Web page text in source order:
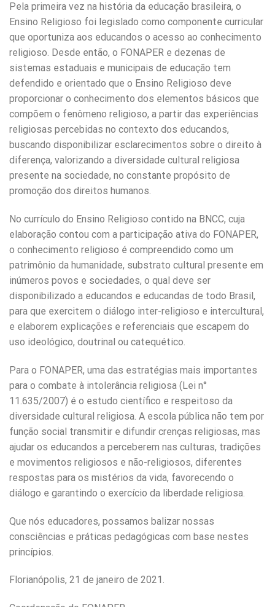
Pela primeira vez na história da educação brasileira, o
Ensino Religioso foi legislado como componente curricular
que oportuniza aos educandos o acesso ao conhecimento
religioso. Desde então, o FONAPER e dezenas de
sistemas estaduais e municipais de educação tem
defendido e orientado que o Ensino Religioso deve
proporcionar o conhecimento dos elementos básicos que
compõem o fenômeno religioso, a partir das experiências
religiosas percebidas no contexto dos educandos,
buscando disponibilizar esclarecimentos sobre o direito à
diferença, valorizando a diversidade cultural religiosa
presente na sociedade, no constante propósito de
promoção dos direitos humanos.
No currículo do Ensino Religioso contido na BNCC, cuja
elaboração contou com a participação ativa do FONAPER,
o conhecimento religioso é compreendido como um
patrimônio da humanidade, substrato cultural presente em
inúmeros povos e sociedades, o qual deve ser
disponibilizado a educandos e educandas de todo Brasil,
para que exercitem o diálogo inter-religioso e intercultural,
e elaborem explicações e referenciais que escapem do
uso ideológico, doutrinal ou catequético.
Para o FONAPER, uma das estratégias mais importantes
para o combate à intolerância religiosa (Lei n°
11.635/2007) é o estudo científico e respeitoso da
diversidade cultural religiosa. A escola pública não tem por
função social transmitir e difundir crenças religiosas, mas
ajudar os educandos a perceberem nas culturas, tradições
e movimentos religiosos e não-religiosos, diferentes
respostas para os mistérios da vida, favorecendo o
diálogo e garantindo o exercício da liberdade religiosa.
Que nós educadores, possamos balizar nossas
consciências e práticas pedagógicas com base nestes
princípios.
Florianópolis, 21 de janeiro de 2021.